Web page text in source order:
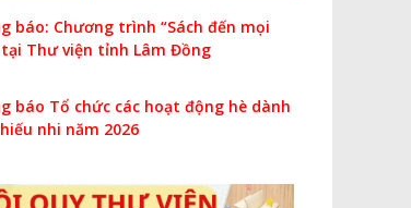
báo: Chương trình “Sách đến mọi
tại Thư viện tỉnh Lâm Đồng
báo Tổ chức các hoạt động hè dành
nhi năm 2026